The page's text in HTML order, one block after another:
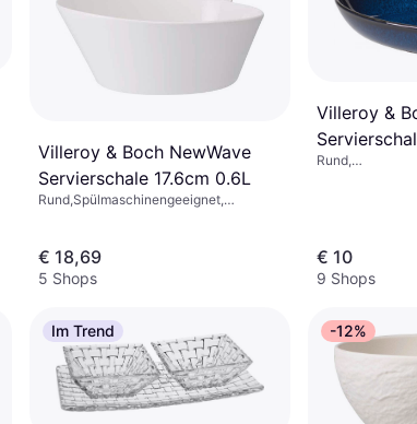
Villeroy & Boch NewWave
Servierschale 17.6cm 0.6L
Rund,Spülmaschinengeeignet,
€ 18,69
5 Shops
Villeroy &
Rund,
Grau, Beige,
€ 10
9 Shops
Im Trend -12%